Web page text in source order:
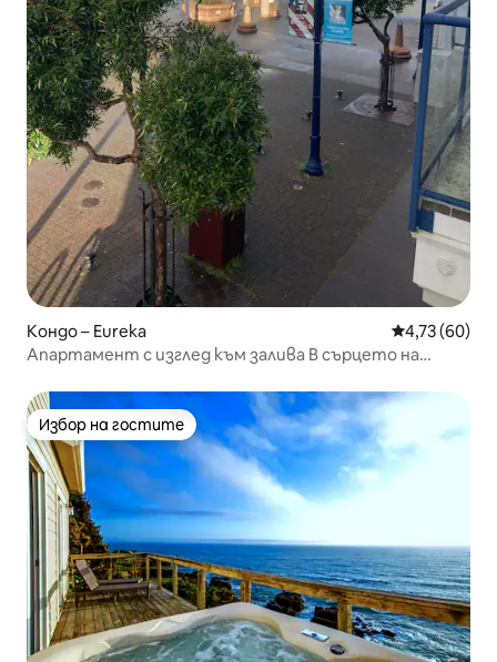
Кондо – Eureka Средна
4,73 (60)
Апартамент с изглед към залива В сърцето на
Избор на гостите
Избор на гостите